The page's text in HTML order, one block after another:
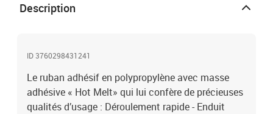
Description
ID 3760298431241
Le ruban adhésif en polypropylène avec masse
adhésive « Hot Melt» qui lui confère de précieuses
qualités d’usage : Déroulement rapide - Enduit